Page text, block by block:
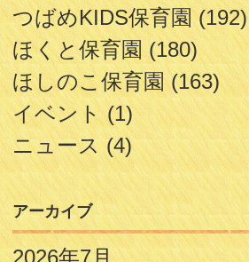
つばめKIDS保育園(192)
ほくと保育園(180)
ほしのこ保育園(163)
イベント(1)
ニュース(4)
アーカイブ
2026年7月